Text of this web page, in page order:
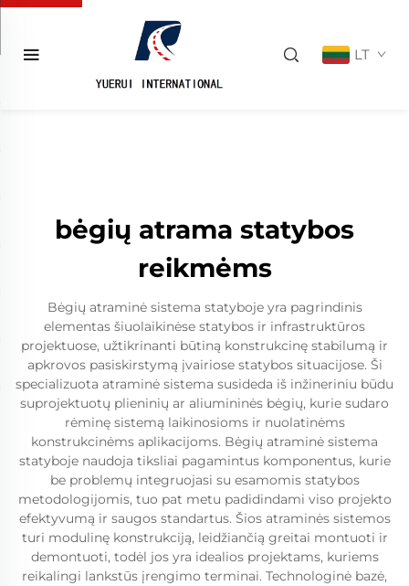
LT
bėgių atrama statybos
reikmėms
Bėgių atraminė sistema statyboje yra pagrindinis
elementas šiuolaikinėse statybos ir infrastruktūros
projektuose, užtikrinanti būtiną konstrukcinę stabilumą ir
apkrovos pasiskirstymą įvairiose statybos situacijose. Ši
specializuota atraminė sistema susideda iš inžineriniu būdu
suprojektuotų plieninių ar aliumininės bėgių, kurie sudaro
rėminę sistemą laikinosioms ir nuolatinėms
konstrukcinėms aplikacijoms. Bėgių atraminė sistema
statyboje naudoja tiksliai pagamintus komponentus, kurie
be problemų integruojasi su esamomis statybos
metodologijomis, tuo pat metu padidindami viso projekto
efektyvumą ir saugos standartus. Šios atraminės sistemos
turi modulinę konstrukciją, leidžiančią greitai montuoti ir
demontuoti, todėl jos yra idealios projektams, kuriems
reikalingi lankstūs įrengimo terminai. Technologinė bazė,